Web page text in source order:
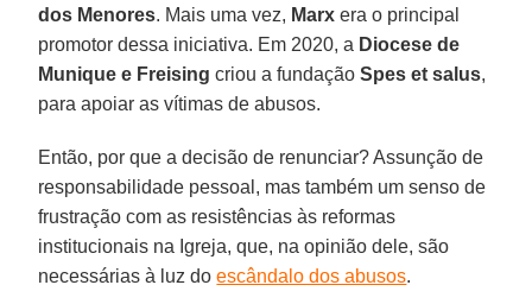
dos Menores. Mais uma vez, Marx era o principal
promotor dessa iniciativa. Em 2020, a Diocese de
Munique e Freising criou a fundaçãoSpes et salus,
para apoiar as vítimas de abusos.
Então, por que a decisão de renunciar? Assunção de
responsabilidade pessoal, mas também um senso de
frustração com as resistências às reformas
institucionais na Igreja, que, na opinião dele, são
necessárias à luz doescândalo dos abusos.